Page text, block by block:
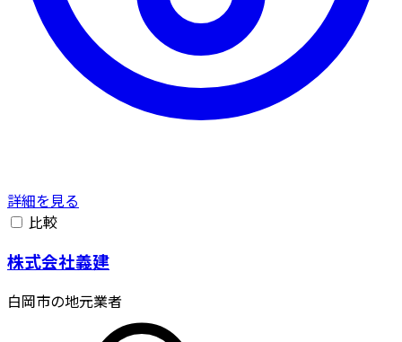
詳細を見る
比較
株式会社義建
白岡市の地元業者